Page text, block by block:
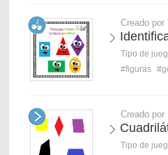
Creado por
Tipo de
#figuras
Creado por
Tipo de